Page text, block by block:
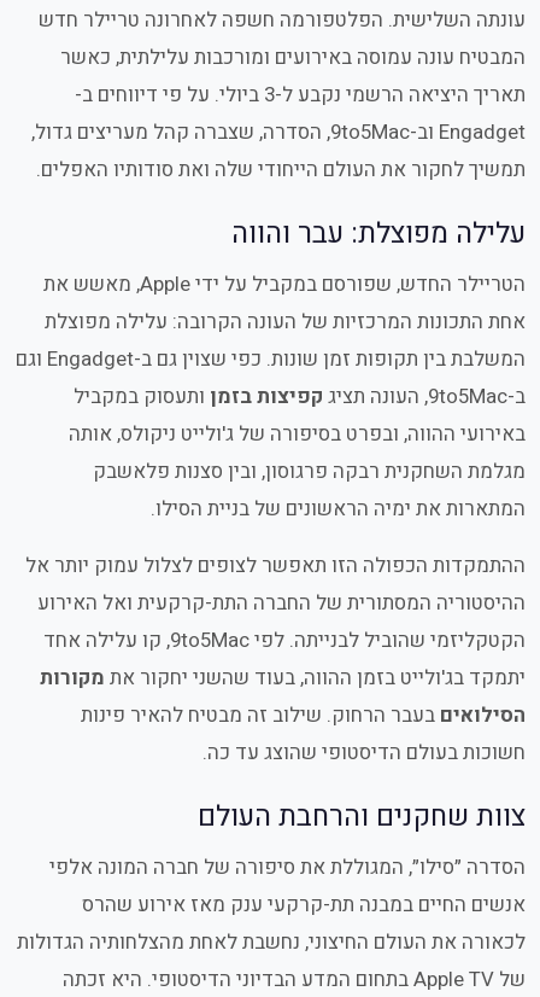
עונתה השלישית. הפלטפורמה חשפה לאחרונה טריילר חדש
המבטיח עונה עמוסה באירועים ומורכבות עלילתית, כאשר
תאריך היציאה הרשמי נקבע ל-3 ביולי. על פי דיווחים ב-
Engadget וב-9to5Mac, הסדרה, שצברה קהל מעריצים גדול,
תמשיך לחקור את העולם הייחודי שלה ואת סודותיו האפלים.
עלילה מפוצלת: עבר והווה
הטריילר החדש, שפורסם במקביל על ידי Apple, מאשש את
אחת התכונות המרכזיות של העונה הקרובה: עלילה מפוצלת
המשלבת בין תקופות זמן שונות. כפי שצוין גם ב-Engadget וגם
ב-9to5Mac, העונה תציג
קפיצות בזמן ותעסוק במקביל
באירועי ההווה, ובפרט בסיפורה של ג'ולייט ניקולס, אותה
מגלמת השחקנית רבקה פרגוסון, ובין סצנות פלאשבק
המתארות את ימיה הראשונים של בניית הסילו.
ההתמקדות הכפולה הזו תאפשר לצופים לצלול עמוק יותר אל
ההיסטוריה המסתורית של החברה התת-קרקעית ואל האירוע
הקטקליזמי שהוביל לבנייתה. לפי 9to5Mac, קו עלילה אחד
יתמקד בג'ולייט בזמן ההווה, בעוד שהשני יחקור את מקורות
הסילואים בעבר הרחוק. שילוב זה מבטיח להאיר פינות
חשוכות בעולם הדיסטופי שהוצג עד כה.
צוות שחקנים והרחבת העולם
הסדרה ״סילו״, המגוללת את סיפורה של חברה המונה אלפי
אנשים החיים במבנה תת-קרקעי ענק מאז אירוע שהרס
לכאורה את העולם החיצוני, נחשבת לאחת מהצלחותיה הגדולות
של Apple TV בתחום המדע הבדיוני הדיסטופי. היא זכתה